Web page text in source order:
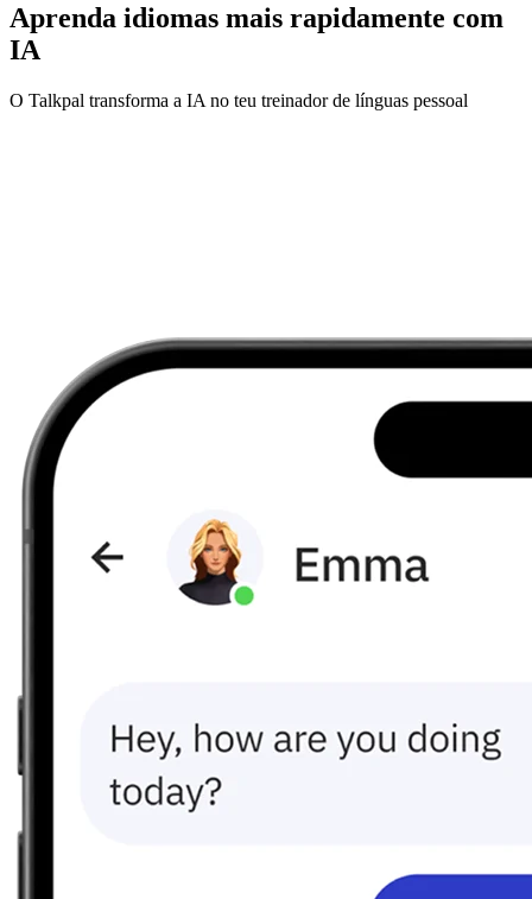
Aprenda idiomas mais rapidamente com
IA
O Talkpal transforma a IA no teu treinador de línguas pessoal